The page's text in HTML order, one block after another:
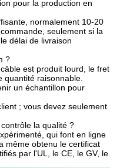
pour la production en
normalement 10-20
seulement si la
délai de livraison
?
est produit lourd, le fret
raisonnable.
un échantillon pour
; vous devez seulement
la qualité ?
qui font en ligne
même obtenu le certificat
par l'UL, le CE, le GV, le